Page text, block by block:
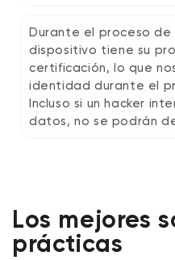
Durante el proceso de
dispositivo tiene su
certificación, lo que
identidad durante el
Incluso si un hacker
datos, no se podrán
Los mejores
prácticas